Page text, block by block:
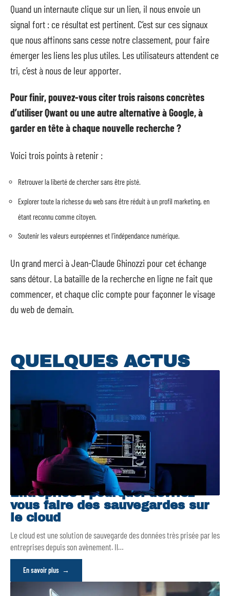
Quand un internaute clique sur un lien, il nous envoie un
signal fort : ce résultat est pertinent. C’est sur ces signaux
que nous affinons sans cesse notre classement, pour faire
émerger les liens les plus utiles. Les utilisateurs attendent ce
tri, c’est à nous de leur apporter.
Pour finir, pouvez-vous citer trois raisons concrètes
d’utiliser Qwant ou une autre alternative à Google, à
garder en tête à chaque nouvelle recherche ?
Voici trois points à retenir :
Retrouver la liberté de chercher sans être pisté.
Explorer toute la richesse du web sans être réduit à un profil marketing, en
étant reconnu comme citoyen.
Soutenir les valeurs européennes et l’indépendance numérique.
Un grand merci à Jean-Claude Ghinozzi pour cet échange
sans détour. La bataille de la recherche en ligne ne fait que
commencer, et chaque clic compte pour façonner le visage
du web de demain.
QUELQUES ACTUS
Entreprise : pourquoi devriez-
vous faire des sauvegardes sur
le cloud
Le cloud est une solution de sauvegarde des données très prisée par les
entreprises depuis son avènement. Il…
En savoir plus